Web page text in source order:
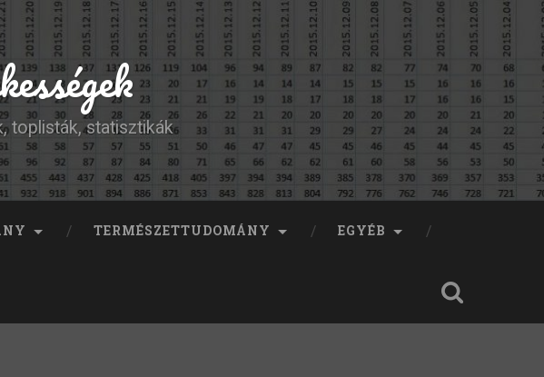
toplisták, statisztikák
TERMÉSZETTUDOMÁNY EGYÉB